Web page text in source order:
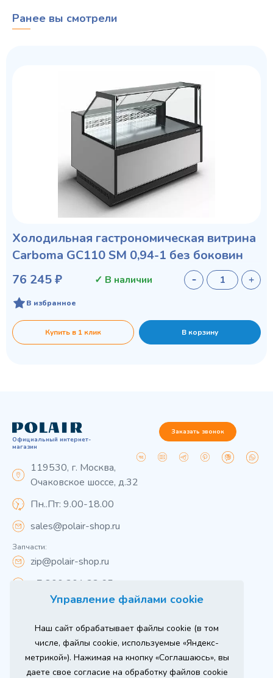
Управление файлами cookie
Наш сайт обрабатывает файлы cookie (в том
числе, файлы cookie, используемые «Яндекс-
метрикой»). Нажимая на кнопку «Соглашаюсь», вы
даете свое согласие на обработку файлов cookie
Ранее вы смотрели
Холодильная гастрономическая витрина
Carboma GC110 SM 0,94-1 без боковин
76 245 ₽
✓ В наличии
В избранное
Купить в 1 клик В корзину
Официальный интернет-
магазин
119530, г. Москва,
Очаковское шоссе, д.32
Пн..Пт: 9.00-18.00
sales@polair-shop.ru
Запчасти:
zip@polair-shop.ru
+7 800 301 33 65
Заказать звонок
Вся информация на сайте о товарах носит
справочный характер и не является публичной
офертой в соответствии с пунктом 2 статьи 437 ГК РФ.
Для получения подробной информации о наличии и
стоимости указанных товаров и (или) услуг,
пожалуйста, обращайтесь к менеджеру сайта по